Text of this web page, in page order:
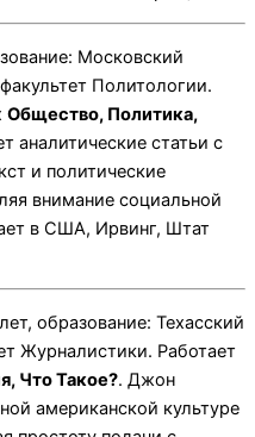
Московский
Политологии.
Общество, Политика,
аналитические статьи с
и политические
внимание социальной
в США, Ирвинг, Штат
образование: Техасский
Журналистики. Работает
Что Такое?. Джон
американской культуре